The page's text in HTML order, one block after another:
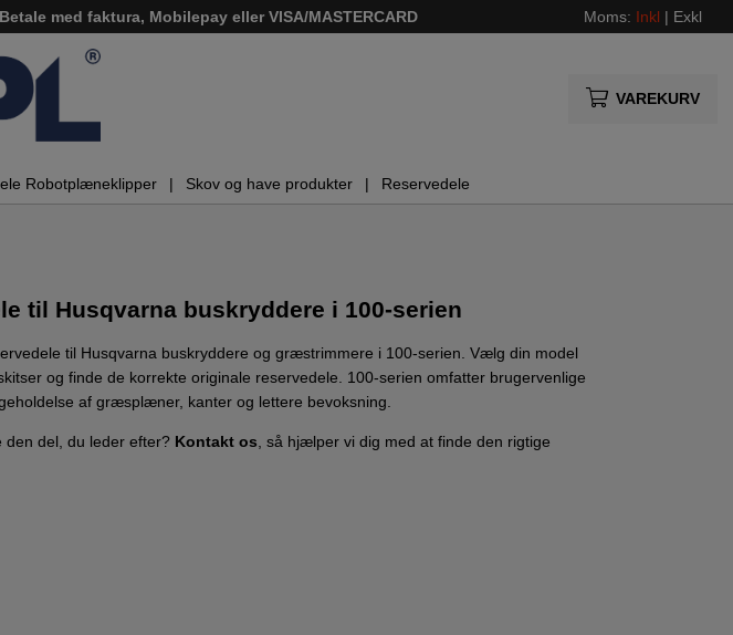
Betale med faktura, Mobilepay eller VISA/MASTERCARD Moms: Inkl | Exkl
VAREKURV
Robotplæneklipper Skov og have produkter Reservedele
til Husqvarna buskryddere i 100-serien
til Husqvarna buskryddere og græstrimmere i 100-serien. Vælg din model
og finde de korrekte originale reservedele. 100-serien omfatter brugervenlige
af græsplæner, kanter og lettere bevoksning.
den del, du leder efter? Kontakt os, så hjælper vi dig med at finde den rigtige